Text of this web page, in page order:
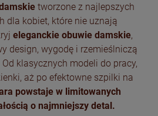
tworzone z najlepszych
dla kobiet, które nie uznają
eleganckie obuwie damskie,
design, wygodę i rzemieślniczą
klasycznych modeli do pracy,
aż po efektowne szpilki na
powstaje w limitowanych
o najmniejszy detal.